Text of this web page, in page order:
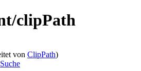
clipPath
von ClipPath)
Suche